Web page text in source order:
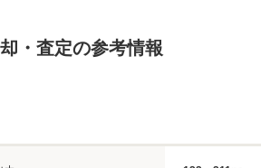
・査定の参考情報